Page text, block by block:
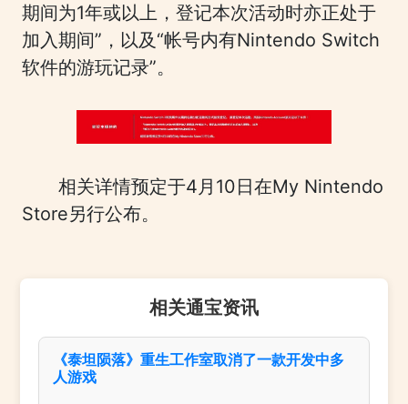
期间为1年或以上，登记本次活动时亦正处于
加入期间”，以及“帐号内有Nintendo Switch
软件的游玩记录”。
相关详情预定于4月10日在My Nintendo
Store另行公布。
相关通宝资讯
《泰坦陨落》重生工作室取消了一款开发中多
人游戏